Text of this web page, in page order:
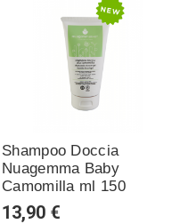
Shampoo Doccia
Nuagemma Baby
Camomilla ml 150
13,90 €